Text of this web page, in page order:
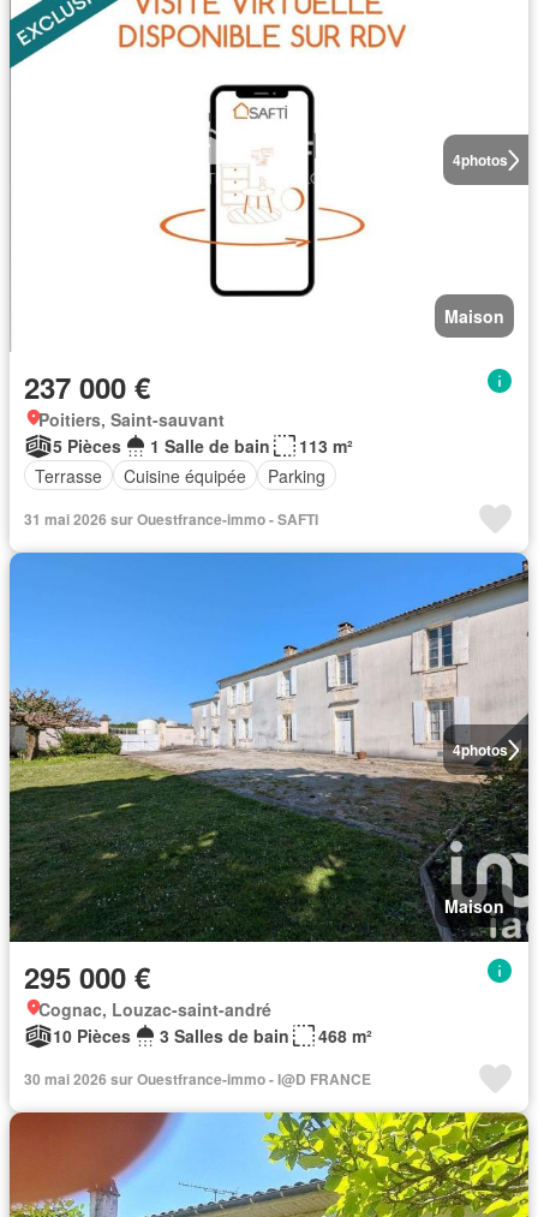
4photos
Maison
237 000 €
Poitiers, Saint-sauvant
5 Pièces
1 Salle de bain
113 m²
Terrasse
Cuisine équipée Parking
31 mai 2026 sur Ouestfrance-immo - SAFTI
4photos
Maison
295 000 €
Cognac, Louzac-saint-andré
10 Pièces
3 Salles de bain 468 m²
30 mai 2026 sur Ouestfrance-immo - I@D FRANCE